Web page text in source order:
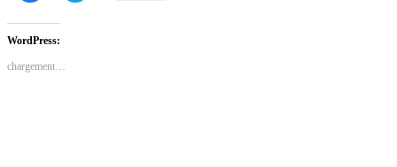
partager
Facebook(ouvre
dans
une
fenêtre)
WordPress:
chargement…